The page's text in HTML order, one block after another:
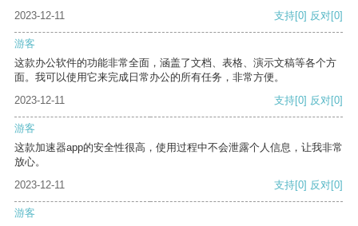
2023-12-11 支持[0] 反对[0]
游客
这款办公软件的功能非常全面，涵盖了文档、表格、演示文稿等各个方
面。我可以使用它来完成日常办公的所有任务，非常方便。
2023-12-11
支持[0] 反对[0]
游客
这款加速器app的安全性很高，使用过程中不会泄露个人信息，让我非常
放心。
2023-12-11
支持[0] 反对[0]
游客